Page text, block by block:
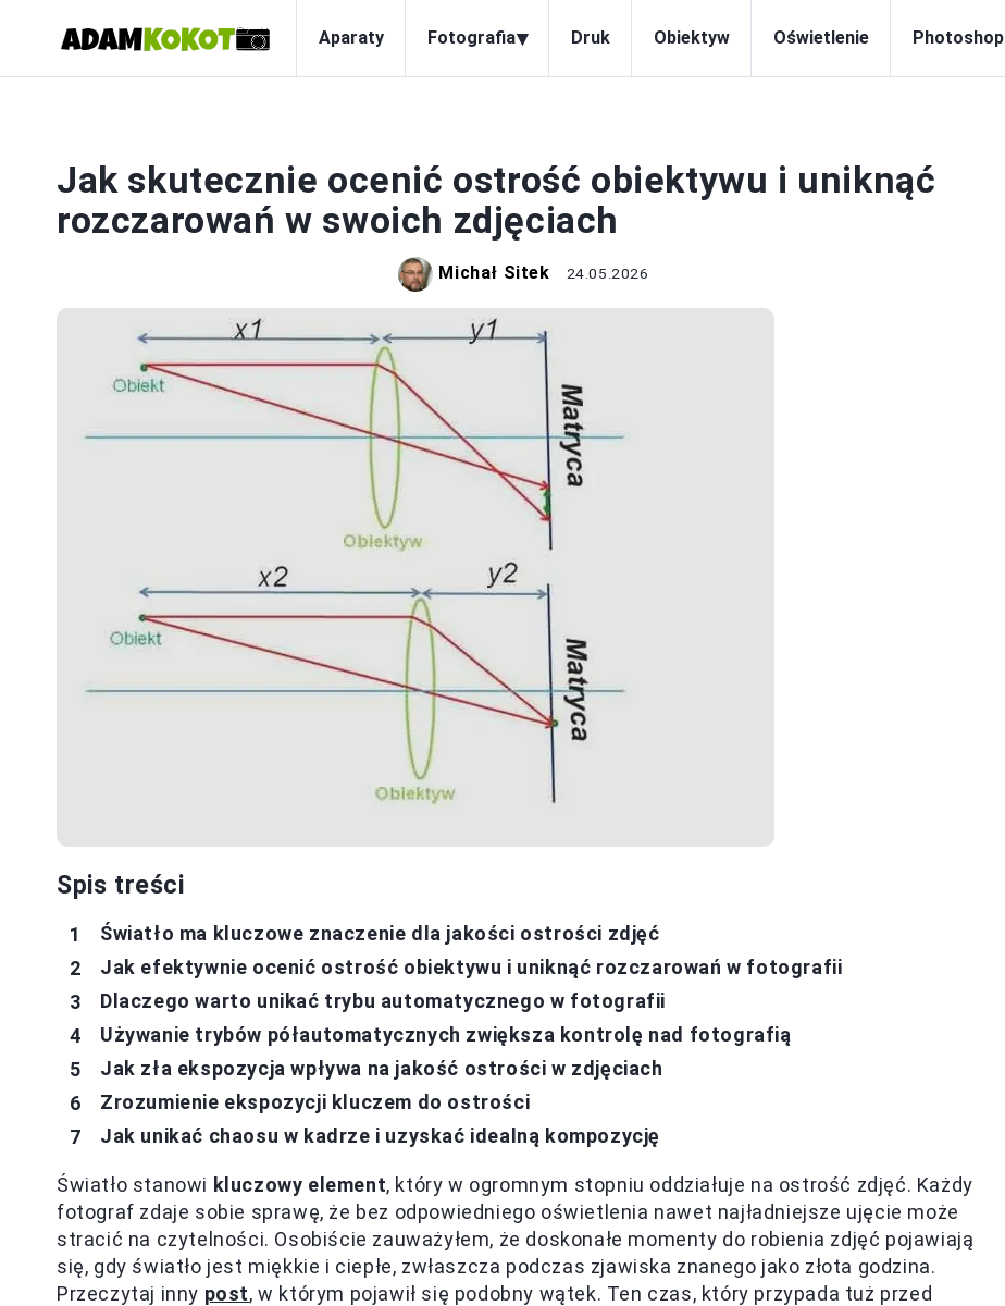
Aparaty Fotografia▾ Druk Obiektyw Oświetlenie Photoshop
Jak skutecznie ocenić ostrość obiektywu i uniknąć
rozczarowań w swoich zdjęciach
Michał Sitek 24.05.2026
Spis treści
Światło ma kluczowe znaczenie dla jakości ostrości zdjęć
Jak efektywnie ocenić ostrość obiektywu i uniknąć rozczarowań w fotografii
Dlaczego warto unikać trybu automatycznego w fotografii
Używanie trybów półautomatycznych zwiększa kontrolę nad fotografią
Jak zła ekspozycja wpływa na jakość ostrości w zdjęciach
Zrozumienie ekspozycji kluczem do ostrości
Jak unikać chaosu w kadrze i uzyskać idealną kompozycję
Światło stanowi kluczowy element, który w ogromnym stopniu oddziałuje na ostrość zdjęć. Każdy
fotograf zdaje sobie sprawę, że bez odpowiedniego oświetlenia nawet najładniejsze ujęcie może
stracić na czytelności. Osobiście zauważyłem, że doskonałe momenty do robienia zdjęć pojawiają
się, gdy światło jest miękkie i ciepłe, zwłaszcza podczas zjawiska znanego jako złota godzina.
Przeczytaj inny post, w którym pojawił się podobny wątek. Ten czas, który przypada tuż przed